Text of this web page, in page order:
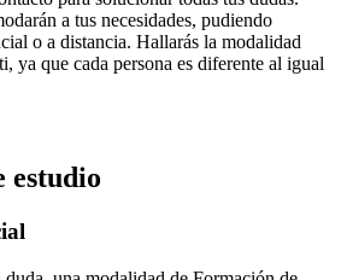
a tus necesidades, pudiendo
o a distancia. Hallarás la modalidad
ya que cada persona es diferente al igual
estudio